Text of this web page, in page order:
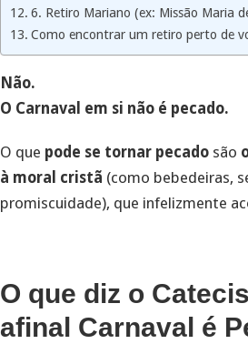
6. Retiro Mariano (ex: Missão Maria
Como encontrar um retiro perto de
Não.
O Carnaval em si não é pecado.
O que pode se tornar pecado são
à moral cristã (como bebedeiras,
promiscuidade), que infelizmente
O que diz o
afinal Carnaval é